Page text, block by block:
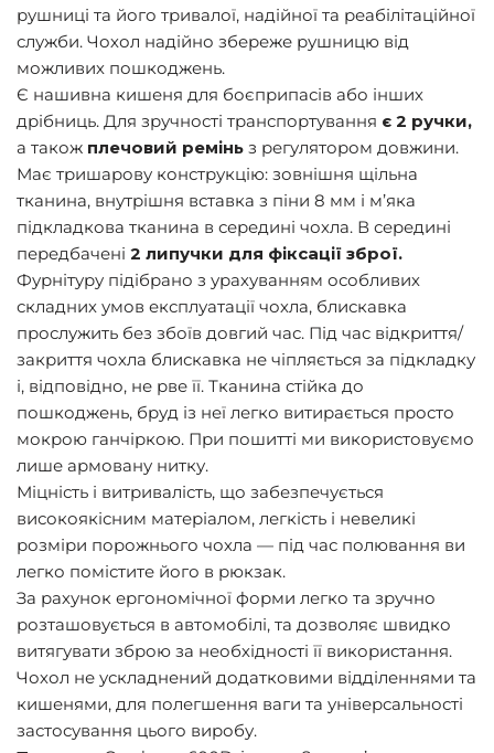
рушниці та його тривалої, надійної та реабілітаційної
служби. Чохол надійно збереже рушницю від
можливих пошкоджень.
Є нашивна кишеня для боєприпасів або інших
дрібниць. Для зручності транспортування є 2 ручки,
а також плечовий ремінь з регулятором довжини.
Має тришарову конструкцію: зовнішня щільна
тканина, внутрішня вставка з піни 8 мм і м’яка
підкладкова тканина в середині чохла. В середині
передбачені 2 липучки для фіксації зброї.
Фурнітуру підібрано з урахуванням особливих
складних умов експлуатації чохла, блискавка
прослужить без збоїв довгий час. Під час відкриття/
закриття чохла блискавка не чіпляється за підкладку
і, відповідно, не рве її. Тканина стійка до
пошкоджень, бруд із неї легко витирається просто
мокрою ганчіркою. При пошитті ми використовуємо
лише армовану нитку.
Міцність і витривалість, що забезпечується
високоякісним матеріалом, легкість і невеликі
розміри порожнього чохла — під час полювання ви
легко помістите його в рюкзак.
За рахунок ергономічної форми легко та зручно
розташовується в автомобілі, та дозволяє швидко
витягувати зброю за необхідності її використання.
Чохол не ускладнений додатковими відділеннями та
кишенями, для полегшення ваги та універсальності
застосування цього виробу.